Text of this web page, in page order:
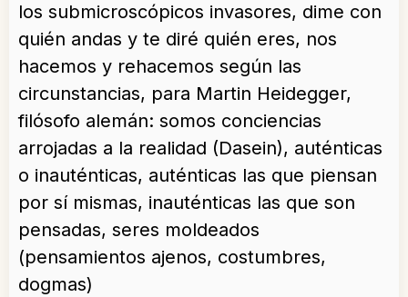
los submicroscópicos invasores, dime con
quién andas y te diré quién eres, nos
hacemos y rehacemos según las
circunstancias, para Martin Heidegger,
filósofo alemán: somos conciencias
arrojadas a la realidad (Dasein), auténticas
o inauténticas, auténticas las que piensan
por sí mismas, inauténticas las que son
pensadas, seres moldeados
(pensamientos ajenos, costumbres,
dogmas)